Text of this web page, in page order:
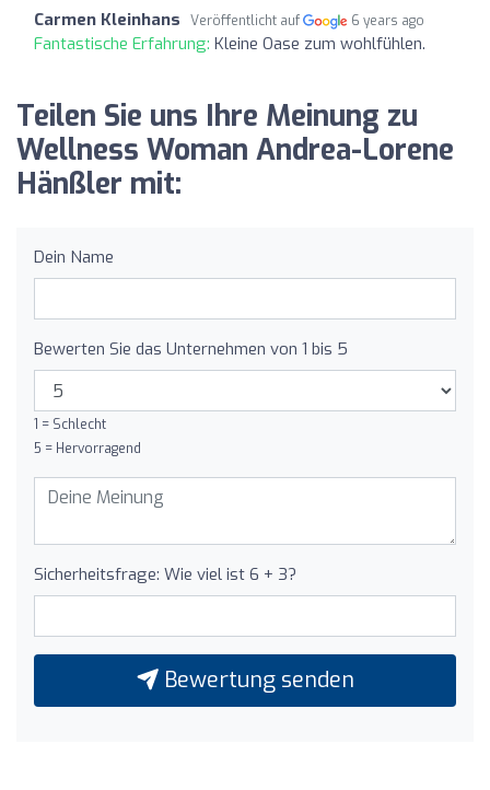
Carmen Kleinhans Veröffentlicht auf 6 years ago
Fantastische Erfahrung: Kleine Oase zum wohlfühlen.
Teilen Sie uns Ihre Meinung zu
Wellness Woman Andrea-Lorene
Hänßler mit:
Dein Name
Bewerten Sie das Unternehmen von 1 bis 5
1 = Schlecht
5 = Hervorragend
Sicherheitsfrage: Wie viel ist 6 + 3?
Bewertung senden